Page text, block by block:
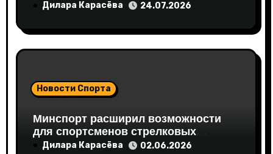
мразвитие спортивной
Дилара Карасёва 24.07.2026
Новости Спорта
Минспорт расширил возможности
для спортсменов стрелковых
дисциплин
Дилара Карасёва 02.06.2026